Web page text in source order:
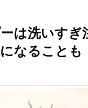
は洗いすぎ
なることも